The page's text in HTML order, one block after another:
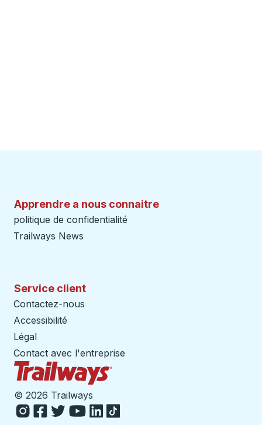
Apprendre a nous connaitre
politique de confidentialité
Trailways News
Service client
Contactez-nous
Accessibilité
Légal
Contact avec l'entreprise
© 2026 Trailways